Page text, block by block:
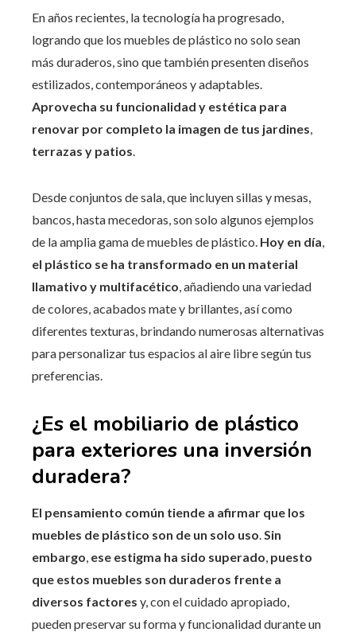
En años recientes, la tecnología ha progresado,
logrando que los muebles de plástico no solo sean
más duraderos, sino que también presenten diseños
estilizados, contemporáneos y adaptables.
Aprovecha su funcionalidad y estética para
renovar por completo la imagen de tus jardines,
terrazas y patios.
Desde conjuntos de sala, que incluyen sillas y mesas,
bancos, hasta mecedoras, son solo algunos ejemplos
de la amplia gama de muebles de plástico. Hoy en día,
el plástico se ha transformado en un material
llamativo y multifacético, añadiendo una variedad
de colores, acabados mate y brillantes, así como
diferentes texturas, brindando numerosas alternativas
para personalizar tus espacios al aire libre según tus
preferencias.
¿Es el mobiliario de plástico
para exteriores una inversión
duradera?
El pensamiento común tiende a afirmar que los
muebles de plástico son de un solo uso.Sin
embargo, ese estigma ha sido superado, puesto
que estos muebles son duraderos frente a
diversos factores y, con el cuidado apropiado,
pueden preservar su forma y funcionalidad durante un